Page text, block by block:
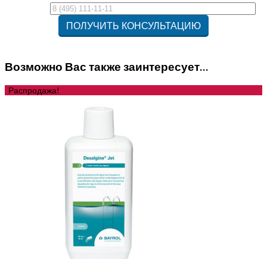
Возможно Вас также заинтересует…
Распродажа!